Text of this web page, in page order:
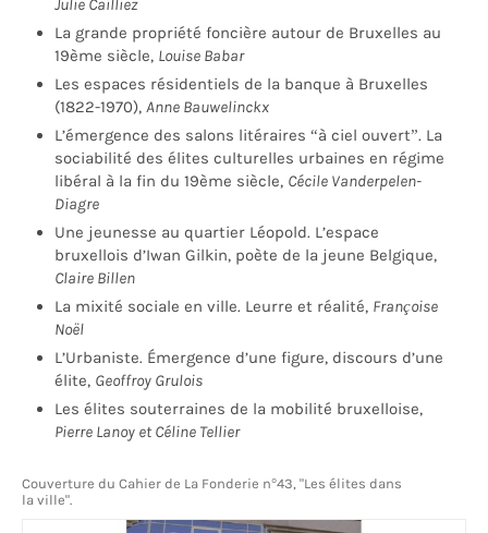
Julie Cailliez
La grande propriété foncière autour de Bruxelles au
19ème siècle, Louise Babar
Les espaces résidentiels de la banque à Bruxelles
(1822-1970), Anne Bauwelinckx
L’émergence des salons litéraires “à ciel ouvert”. La
sociabilité des élites culturelles urbaines en régime
libéral à la fin du 19ème siècle, Cécile Vanderpelen-
Diagre
Une jeunesse au quartier Léopold. L’espace
bruxellois d’Iwan Gilkin, poète de la jeune Belgique,
Claire Billen
La mixité sociale en ville. Leurre et réalité, Françoise
Noël
L’Urbaniste. Émergence d’une figure, discours d’une
élite, Geoffroy Grulois
Les élites souterraines de la mobilité bruxelloise,
Pierre Lanoy et Céline Tellier
Couverture du Cahier de La Fonderie n°43, "Les élites dans
la ville".